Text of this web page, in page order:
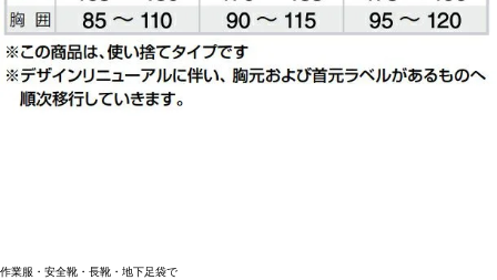
作業服・安全靴・長靴・地下足袋で